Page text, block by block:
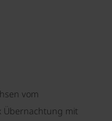
vom
Übernachtung mit